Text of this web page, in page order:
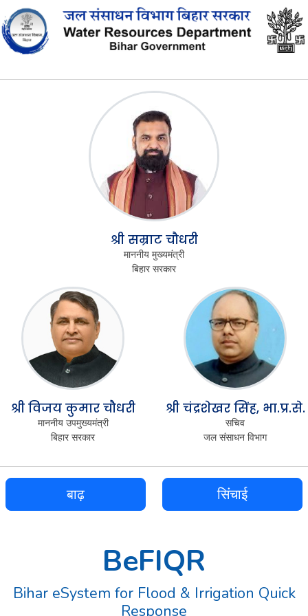
श्री सम्राट चौधरी
माननीय मुख्यमंत्री
बिहार सरकार
श्री विजय कुमार चौधरी
माननीय उपमुख्यमंत्री
बिहार सरकार
श्री चंद्रशेखर सिंह, भा.प्र.से.
सचिव
जल संसाधन विभाग
बाढ़ सिंचाई
BeFIQR
Bihar eSystem for Flood & Irrigation Quick
Response